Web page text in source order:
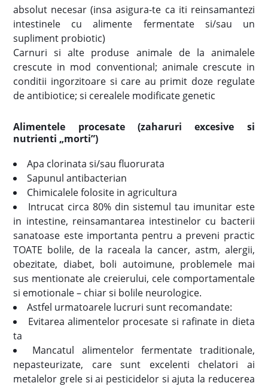
absolut necesar (insa asigura-te ca iti reinsamantezi
intestinele cu alimente fermentate si/sau un
supliment probiotic)
Carnuri si alte produse animale de la animalele
crescute in mod conventional; animale crescute in
conditii ingorzitoare si care au primit doze regulate
de antibiotice; si cerealele modificate genetic
Alimentele procesate (zaharuri excesive si
nutrienti „morti”)
Apa clorinata si/sau fluorurata
Sapunul antibacterian
Chimicalele folosite in agricultura
Intrucat circa 80% din sistemul tau imunitar este
in intestine, reinsamantarea intestinelor cu bacterii
sanatoase este importanta pentru a preveni practic
TOATE bolile, de la raceala la cancer, astm, alergii,
obezitate, diabet, boli autoimune, problemele mai
sus mentionate ale creierului, cele comportamentale
si emotionale – chiar si bolile neurologice.
Astfel urmatoarele lucruri sunt recomandate:
Evitarea alimentelor procesate si rafinate in dieta
ta
Mancatul alimentelor fermentate traditionale,
nepasteurizate, care sunt excelenti chelatori ai
metalelor grele si ai pesticidelor si ajuta la reducerea